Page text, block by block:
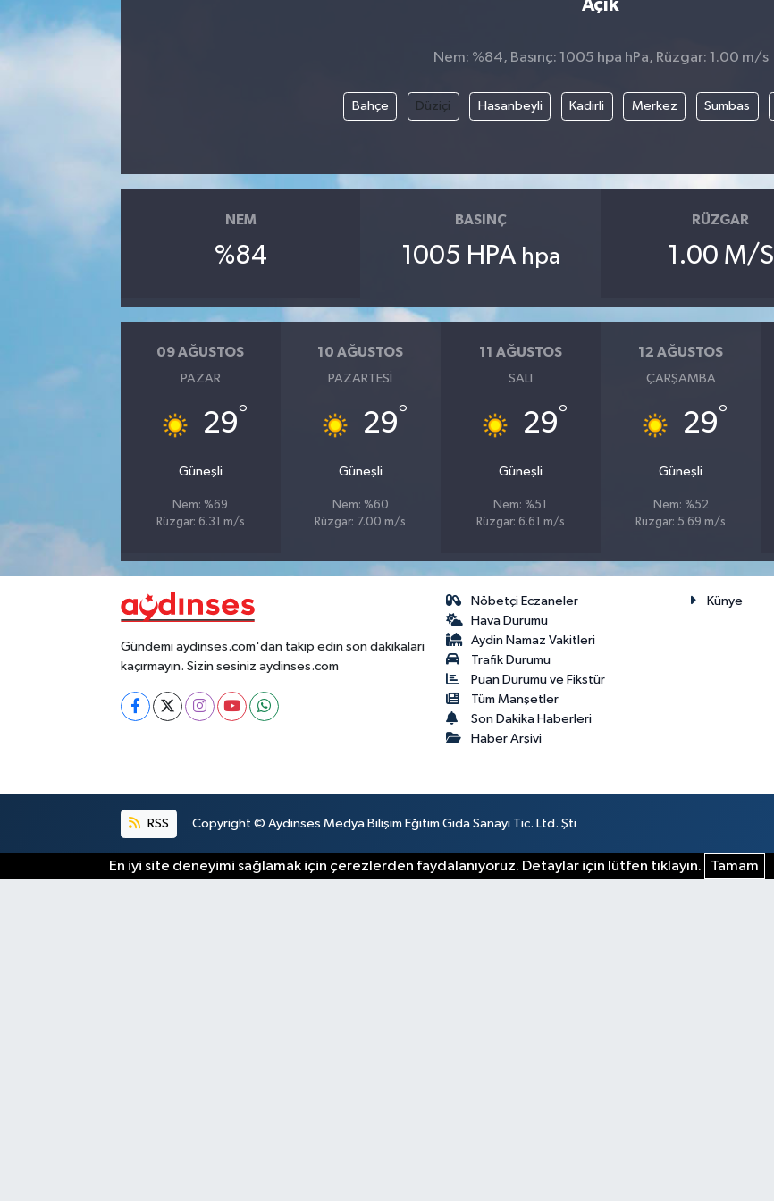
Açık
Nem: %84, Basınç: 1005 hpa hPa, Rüzgar: 1.00 m/s
Bahçe Düziçi Hasanbeyli Kadirli Merkez Sumbas
NEM
%84
BASINÇ
1005 HPA hpa
RÜZGAR
1.00 M/S
09 AĞUSTOS
PAZAR
29°
Güneşli
Nem: %69
Rüzgar: 6.31 m/s
10 AĞUSTOS
PAZARTESI
29°
Güneşli
Nem: %60
Rüzgar: 7.00 m/s
11 AĞUSTOS
SALI
29°
Güneşli
Nem: %51
Rüzgar: 6.61 m/s
12 AĞUSTOS
ÇARŞAMBA
29°
Güneşli
Nem: %52
Rüzgar: 5.69 m/s
Gündemi aydinses.com'dan takip edin son dakikalari
kaçırmayın. Sizin sesiniz aydinses.com
Nöbetçi Eczaneler
Hava Durumu
Aydin Namaz Vakitleri
Trafik Durumu
Puan Durumu ve Fikstür
Tüm Manşetler
Son Dakika Haberleri
Haber Arşivi
Künye
RSS Copyright © Aydinses Medya Bilişim Eğitim Gıda Sanayi Tic. Ltd. Şti
En iyi site deneyimi sağlamak için çerezlerden faydalanıyoruz. Detaylar için lütfen tıklayın. Tamam